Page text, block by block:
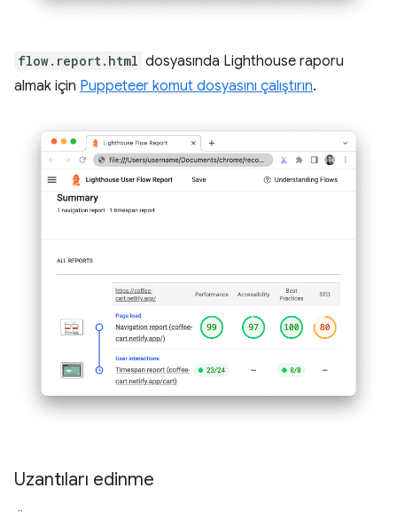
flow.report.html dosyasında Lighthouse raporu
almak için Puppeteer komut dosyasını çalıştırın.
Uzantıları edinme